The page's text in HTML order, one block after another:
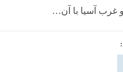
غرب آسیا با آن…